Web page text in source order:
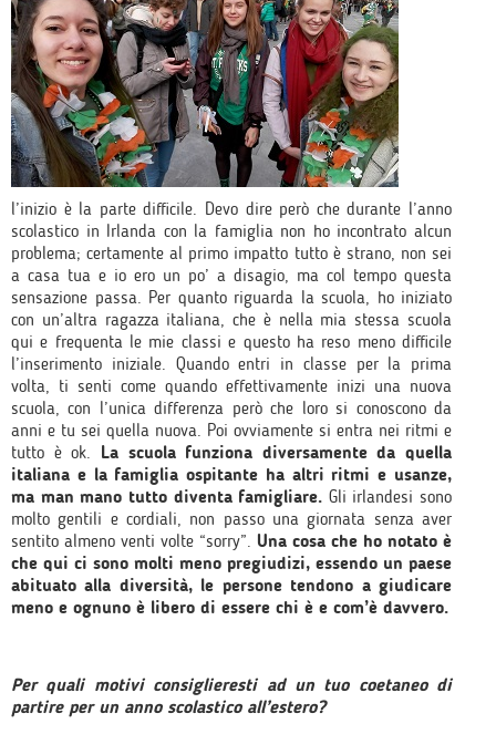
l’inizio è la parte difficile. Devo dire però che durante l’anno
scolastico in Irlanda con la famiglia non ho incontrato alcun
problema; certamente al primo impatto tutto è strano, non sei
a casa tua e io ero un po’ a disagio, ma col tempo questa
sensazione passa. Per quanto riguarda la scuola, ho iniziato
con un’altra ragazza italiana, che è nella mia stessa scuola
qui e frequenta le mie classi e questo ha reso meno difficile
l’inserimento iniziale. Quando entri in classe per la prima
volta, ti senti come quando effettivamente inizi una nuova
scuola, con l’unica differenza però che loro si conoscono da
anni e tu sei quella nuova. Poi ovviamente si entra nei ritmi e
tutto è ok. La scuola funziona diversamente da quella
italiana e la famiglia ospitante ha altri ritmi e usanze,
ma man mano tutto diventa famigliare. Gli irlandesi sono
molto gentili e cordiali, non passo una giornata senza aver
sentito almeno venti volte “sorry”. Una cosa che ho notato è
che qui ci sono molti meno pregiudizi, essendo un paese
abituato alla diversità, le persone tendono a giudicare
meno e ognuno è libero di essere chi è e com’è davvero.
Per quali motivi consiglieresti ad un tuo coetaneo di
partire per un anno scolastico all’estero?